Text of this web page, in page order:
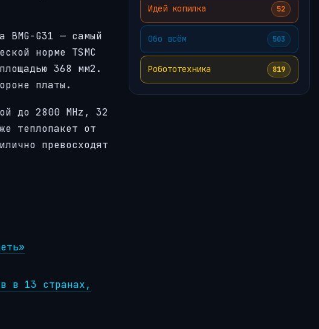
BMG-G31 — самый
норме TSMC
368 мм2.
платы.
до 2800 MHz, 32
теплопакет от
превосходят
в 13 странах,
Идей копилка 52
Обо всём 503
Робототехника 819